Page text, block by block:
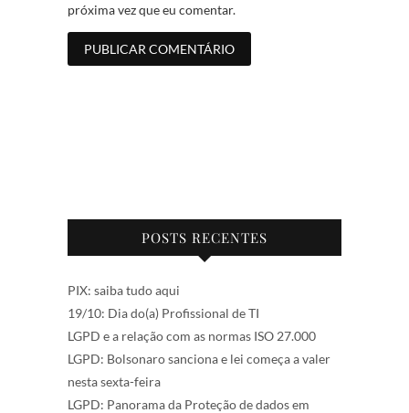
próxima vez que eu comentar.
POSTS RECENTES
PIX: saiba tudo aqui
19/10: Dia do(a) Profissional de TI
LGPD e a relação com as normas ISO 27.000
LGPD: Bolsonaro sanciona e lei começa a valer
nesta sexta-feira
LGPD: Panorama da Proteção de dados em